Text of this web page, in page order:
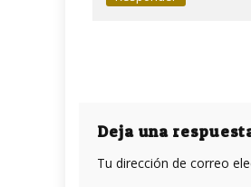
Deja una
Tu dirección de correo